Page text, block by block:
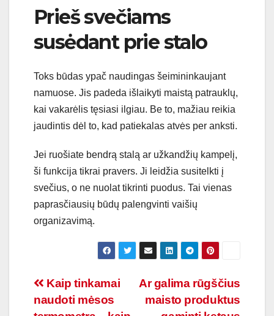
Prieš svečiams
susėdant prie stalo
Toks būdas ypač naudingas šeimininkaujant
namuose. Jis padeda išlaikyti maistą patrauklų,
kai vakarėlis tęsiasi ilgiau. Be to, mažiau reikia
jaudintis dėl to, kad patiekalas atvės per anksti.
Jei ruošiate bendrą stalą ar užkandžių kampelį,
ši funkcija tikrai pravers. Ji leidžia susitelkti į
svečius, o ne nuolat tikrinti puodus. Tai vienas
paprasčiausių būdų palengvinti vaišių
organizavimą.
Navigacija
Ar galima rūgščius
maisto produktus
Kaip tinkamai
naudoti mėsos